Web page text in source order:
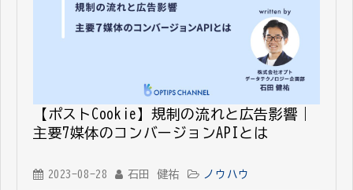
【ポストCookie】規制の流れと広告影響｜
主要7媒体のコンバージョンAPIとは
2023-08-28 石田 健祐 ノウハウ